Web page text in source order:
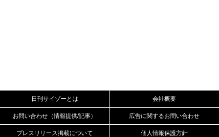
日刊サイゾーとは 会社概要
お問い合わせ（情報提供/記事） 広告に関するお問い合わせ
プレスリリース掲載について 個人情報保護方針